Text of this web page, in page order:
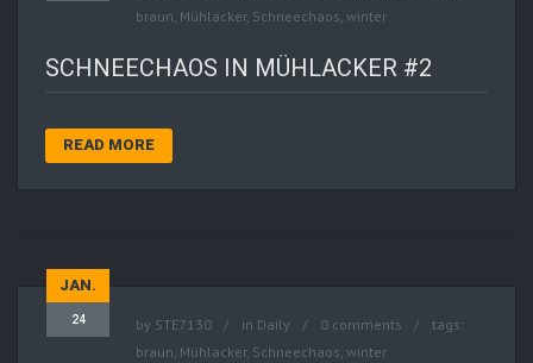
braun, Mühlacker, Schneechaos, winter
SCHNEECHAOS IN MÜHLACKER #2
READ MORE
JAN.
24 by STE7130 in Daily 0 comments
tags:
braun, Mühlacker, Schneechaos, winter